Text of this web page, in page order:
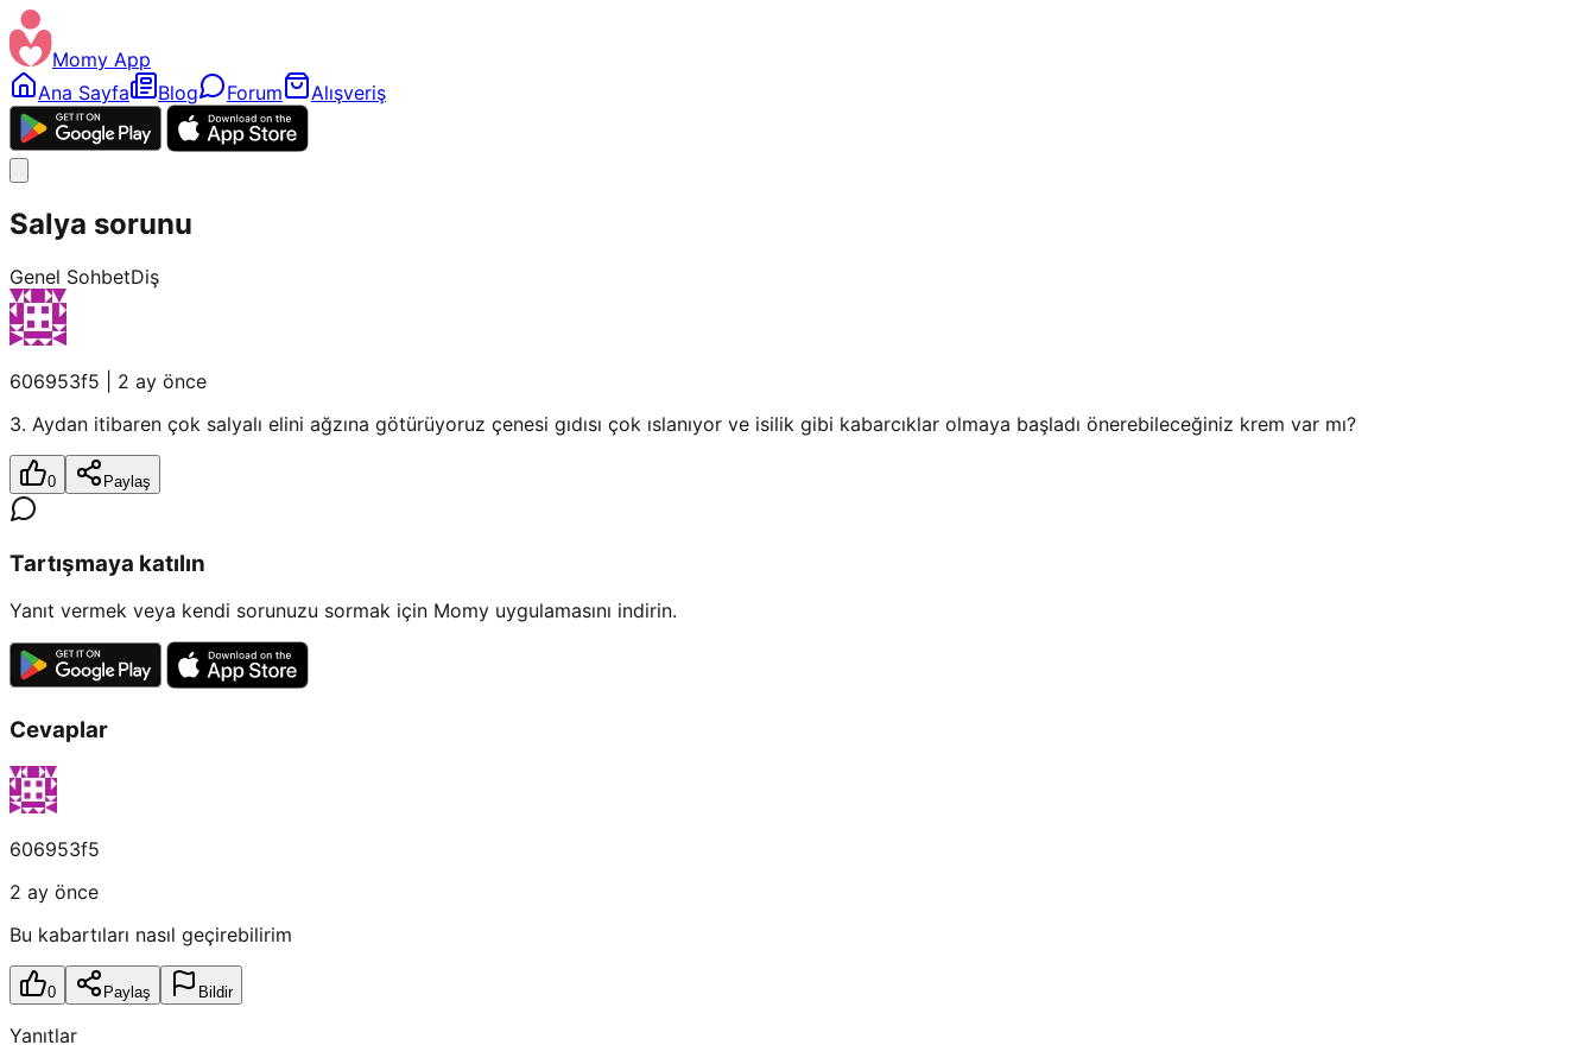
Momy App
Ana Sayfa
Blog Forum Alışveriş
Salya sorunu
Genel SohbetDiş
606953f5
2 ay önce
3. Aydan itibaren çok salyalı elini ağzına götürüyoruz çenesi gıdısı çok ıslanıyor ve isilik gibi kabarcıklar olmaya başladı önerebileceğiniz krem var mı?
0 Paylaş
Tartışmaya katılın
Yanıt vermek veya kendi sorunuzu sormak için Momy uygulamasını indirin.
Cevaplar
606953f5
2 ay önce
Bu kabartıları nasıl geçirebilirim
0 Paylaş Bildir
Yanıtlar